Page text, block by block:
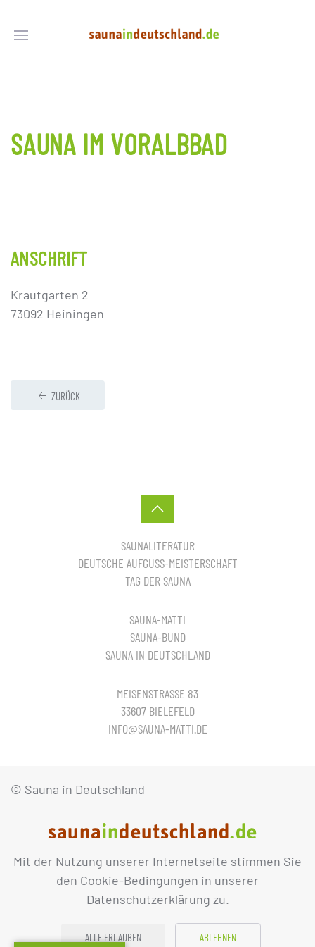
Mit der Nutzung unserer Internetseite stimmen Sie
den Cookie-Bedingungen in unserer
Datenschutzerklärung zu.
ALLE ERLAUBEN ABLEHNEN
SAUNA IM VORALBBAD
ANSCHRIFT
Krautgarten 2
73092 Heiningen
ZURÜCK
SAUNALITERATUR
DEUTSCHE AUFGUSS-MEISTERSCHAFT
TAG DER SAUNA
SAUNA-MATTI
SAUNA-BUND
SAUNA IN DEUTSCHLAND
MEISENSTRASSE 83
33607 BIELEFELD
INFO@SAUNA-MATTI.DE
© Sauna in Deutschland
IMPRESSUM DATENSCHUTZ